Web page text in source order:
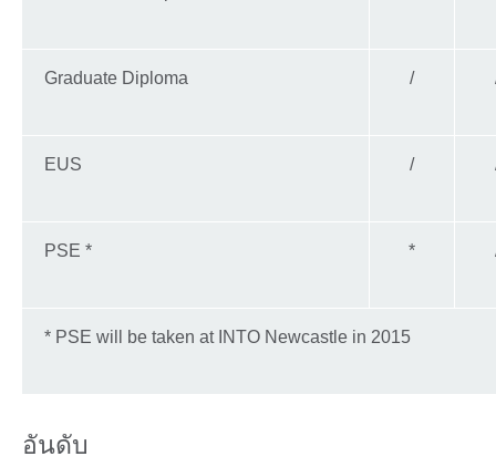
Graduate Diploma /
EUS /
PSE * *
* PSE will be taken at INTO Newcastle in 2015
อันดับ